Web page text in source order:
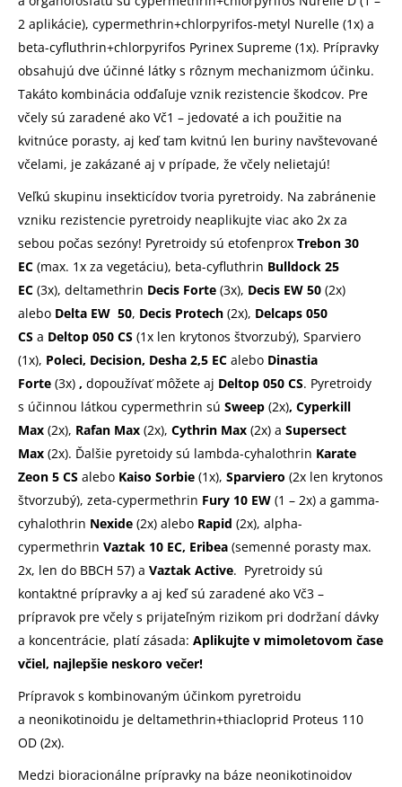
2 aplikácie), cypermethrin+chlorpyrifos-metyl Nurelle (1x) a
beta-cyfluthrin+chlorpyrifos Pyrinex Supreme (1x). Prípravky
obsahujú dve účinné látky s rôznym mechanizmom účinku.
Takáto kombinácia odďaľuje vznik rezistencie škodcov. Pre
včely sú zaradené ako Vč1 – jedovaté a ich použitie na
kvitnúce porasty, aj keď tam kvitnú len buriny navštevované
včelami, je zakázané aj v prípade, že včely nelietajú!
Veľkú skupinu insekticídov tvoria pyretroidy. Na zabránenie
vzniku rezistencie pyretroidy neaplikujte viac ako 2x za
sebou počas sezóny! Pyretroidy sú etofenprox Trebon 30
EC (max. 1x za vegetáciu), beta-cyfluthrin Bulldock 25
EC (3x), deltamethrin Decis Forte (3x), Decis EW 50 (2x)
alebo Delta EW 50, Decis Protech (2x), Delcaps 050
CS a Deltop 050 CS (1x len krytonos štvorzubý), Sparviero
(1x), Poleci, Decision, Desha 2,5 EC alebo Dinastia
Forte (3x) , dopoužívať môžete aj Deltop 050 CS. Pyretroidy
s účinnou látkou cypermethrin sú Sweep (2x), Cyperkill
Max (2x), Rafan Max (2x), Cythrin Max (2x) a Supersect
Max (2x). Ďalšie pyretoidy sú lambda-cyhalothrin Karate
Zeon 5 CS alebo Kaiso Sorbie (1x), Sparviero (2x len krytonos
štvorzubý), zeta-cypermethrin Fury 10 EW (1 – 2x) a gamma-
cyhalothrin Nexide (2x) alebo Rapid (2x), alpha-
cypermethrin Vaztak 10 EC, Eribea (semenné porasty max.
2x, len do BBCH 57) a Vaztak Active. Pyretroidy sú
kontaktné prípravky a aj keď sú zaradené ako Vč3 –
prípravok pre včely s prijateľným rizikom pri dodržaní dávky
a koncentrácie, platí zásada: Aplikujte v mimoletovom čase
včiel, najlepšie neskoro večer!
Prípravok s kombinovaným účinkom pyretroidu
a neonikotinoidu je deltamethrin+thiacloprid Proteus 110
OD (2x).
Medzi bioracionálne prípravky na báze neonikotinoidov